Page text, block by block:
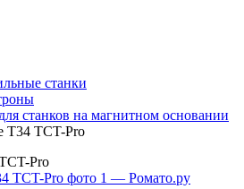
станки
станков на магнитном основании
T34 TCT-Pro
Pro